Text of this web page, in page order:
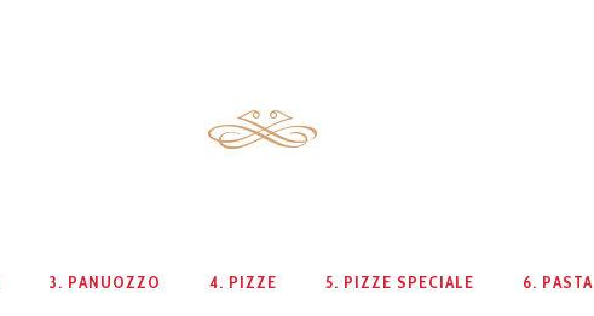
3. PANUOZZO 4. PIZZE 5. PIZZE SPECIALE 6. PASTA